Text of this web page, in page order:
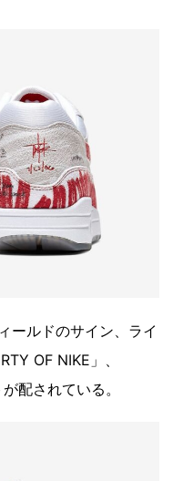
ールドのサイン、ライ
OF NIKE」、
配されている。